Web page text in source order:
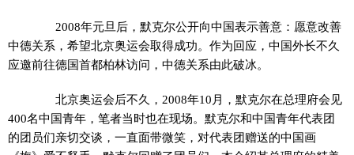
2008年元旦后，默克尔公开向中国表示善意：愿意改善
中德关系，希望北京奥运会取得成功。作为回应，中国外长不久
应邀前往德国首都柏林访问，中德关系由此破冰。
北京奥运会后不久，2008年10月，默克尔在总理府会见
400名中国青年，笔者当时也在现场。默克尔和中国青年代表团
的团员们亲切交谈，一直面带微笑，对代表团赠送的中国画